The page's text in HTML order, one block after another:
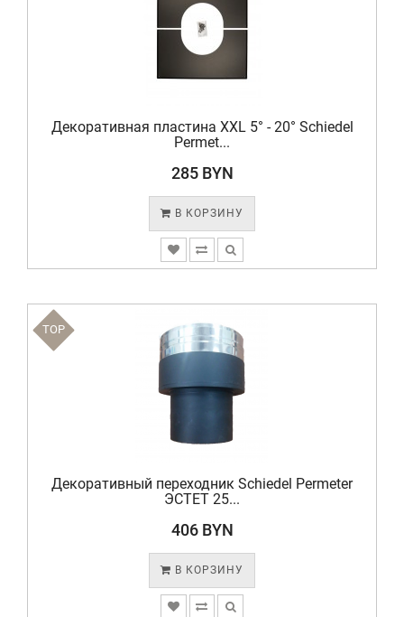
Декоративная пластина XXL 5° - 20° Schiedel
Permet...
285 BYN
В КОРЗИНУ
TOP
Декоративный переходник Schiedel Permeter
ЭСТЕТ 25...
406 BYN
В КОРЗИНУ